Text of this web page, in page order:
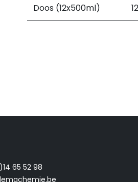
Doos (12x500ml) 12
65 52 98